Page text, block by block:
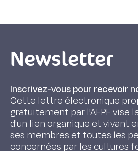
Newsletter
Inscrivez-vous pour recevoir
Cette lettre électronique
gratuitement par l'AFPF vise
d'un lien organique et vivant
ses membres et toutes les
concernées par les cultures